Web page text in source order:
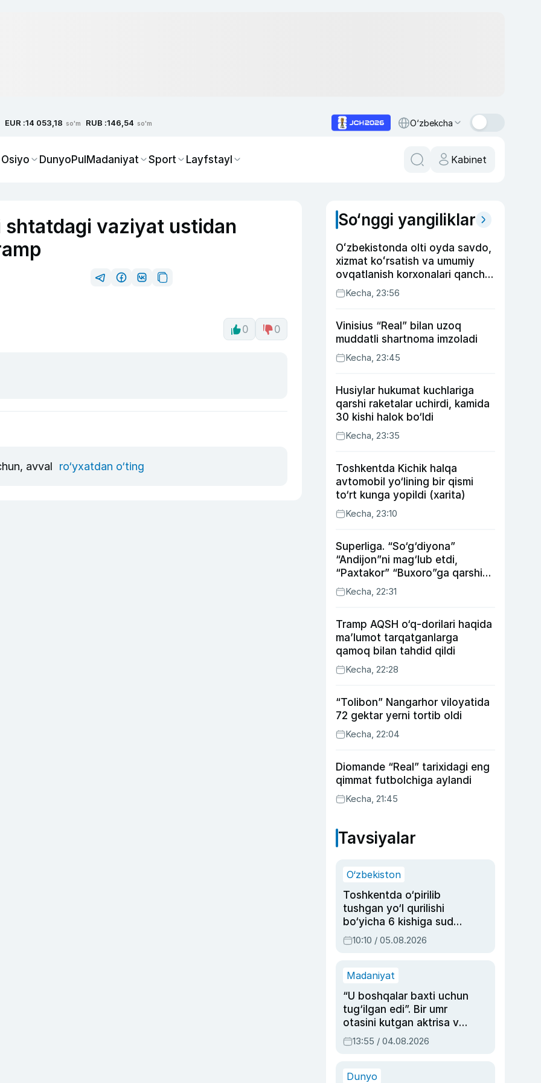
EUR :14 053,18 so'm RUB :146,54 so'm O‘zbekcha
DunyoPulMadaniyat Sport Layfstayl Kabinet
vaziyat ustidan
0 0
avval ro‘yxatdan o‘ting
So‘nggi yangiliklar
Oʻzbekistonda olti oyda savdo,
xizmat koʻrsatish va umumiy
ovqatlanish korxonalari qancha
soliq toʻlagani ochiqlandi
Kecha, 23:56
Vinisius “Real” bilan uzoq
muddatli shartnoma imzoladi
Kecha, 23:45
Husiylar hukumat kuchlariga
qarshi raketalar uchirdi, kamida
30 kishi halok bo‘ldi
Kecha, 23:35
Toshkentda Kichik halqa
avtomobil yo‘lining bir qismi
to‘rt kunga yopildi (xarita)
Kecha, 23:10
Superliga. “So‘g‘diyona”
“Andijon”ni mag‘lub etdi,
“Paxtakor” “Buxoro”ga qarshi
bahsda g‘alabani qo‘ldan
chiqardi
Kecha, 22:31
Tramp AQSH o‘q-dorilari haqida
ma’lumot tarqatganlarga
qamoq bilan tahdid qildi
Kecha, 22:28
“Tolibon” Nangarhor viloyatida
72 gektar yerni tortib oldi
Kecha, 22:04
Diomande “Real” tarixidagi eng
qimmat futbolchiga aylandi
Kecha, 21:45
Tavsiyalar
O‘zbekiston
Toshkentda o‘pirilib
tushgan yo‘l qurilishi
bo‘yicha 6 kishiga sud
hukmi o‘qildi
10:10 / 05.08.2026
Madaniyat
“U boshqalar baxti uchun
tug‘ilgan edi”. Bir umr
otasini kutgan aktrisa va
dublyaj ustasi Rimma
Ahmedovaning
13:55 / 04.08.2026
Dunyo